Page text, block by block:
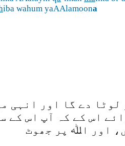
iba wahum yaAAlamoona
دے گا اور انہی
اس کے کہ آپ اس کے
اور اﷲ پر جھوٹ